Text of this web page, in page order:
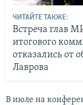
ЧИТАЙТЕ ТАКЖЕ:
Встреча глав
итогового
отказались от
Лаврова
В июле на